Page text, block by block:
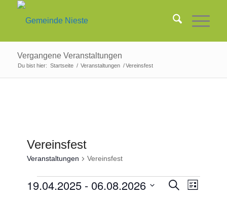
Vergangene Veranstaltungen
Du bist hier: Startseite / Veranstaltungen / Vereinsfest
Vereinsfest
Veranstaltungen Vereinsfest
Veranstaltungen Suche
Liste
19.04.2025 - 06.08.2026